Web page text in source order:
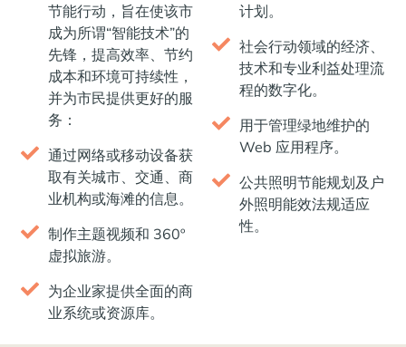
节能行动，旨在使该市
成为所谓“智能技术”的
先锋，提高效率、节约
成本和环境可持续性，
并为市民提供更好的服
务：
通过网络或移动设备获
取有关城市、交通、商
业机构或海滩的信息。
制作主题视频和 360º
虚拟旅游。
为企业家提供全面的商
业系统或资源库。
计划。
社会行动领域的经济、
技术和专业利益处理流
程的数字化。
用于管理绿地维护的
Web 应用程序。
公共照明节能规划及户
外照明能效法规适应
性。